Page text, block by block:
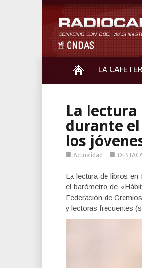
LA
La
durante
los
■ Actualidad ■
La lectura de libros en
el barómetro de
Federación de
y lectoras frecuentes